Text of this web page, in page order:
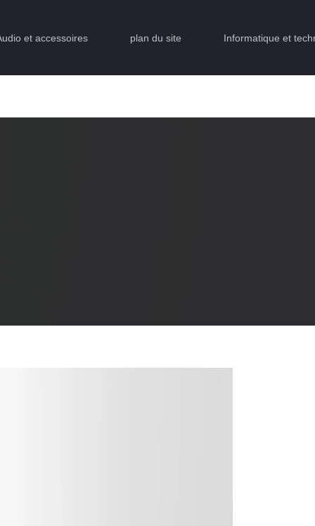
et accessoires plan du site Informatique et